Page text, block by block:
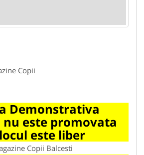
Copii
Demonstrativa
nu este promovata
este liber
Copii Balcesti